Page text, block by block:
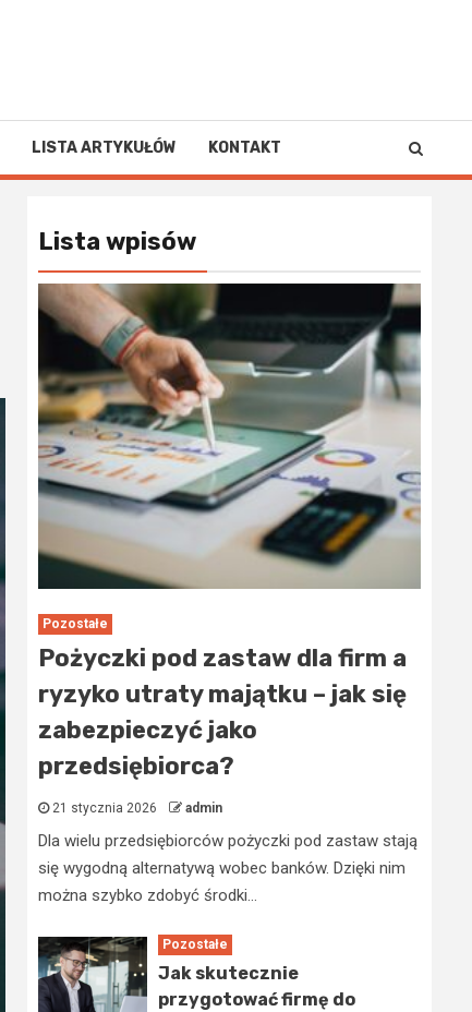
LISTA ARTYKUŁÓW KONTAKT
Lista wpisów
Pozostałe
Pożyczki pod zastaw dla firm a
ryzyko utraty majątku – jak się
zabezpieczyć jako
przedsiębiorca?
21 stycznia 2026 admin
Dla wielu przedsiębiorców pożyczki pod zastaw stają
się wygodną alternatywą wobec banków. Dzięki nim
można szybko zdobyć środki...
Pozostałe
Jak skutecznie
przygotować firmę do